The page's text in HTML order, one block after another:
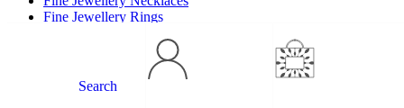
Search
Fine Jewellery Rings
Fitting Guide Bracelets
Fitting Guide Necklace